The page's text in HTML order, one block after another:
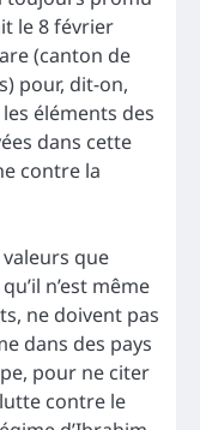
le 8 février
(canton de
pour, dit-on,
éléments des
dans cette
contre la
que
n’est même
ne doivent pas
dans des pays
pour ne citer
contre le